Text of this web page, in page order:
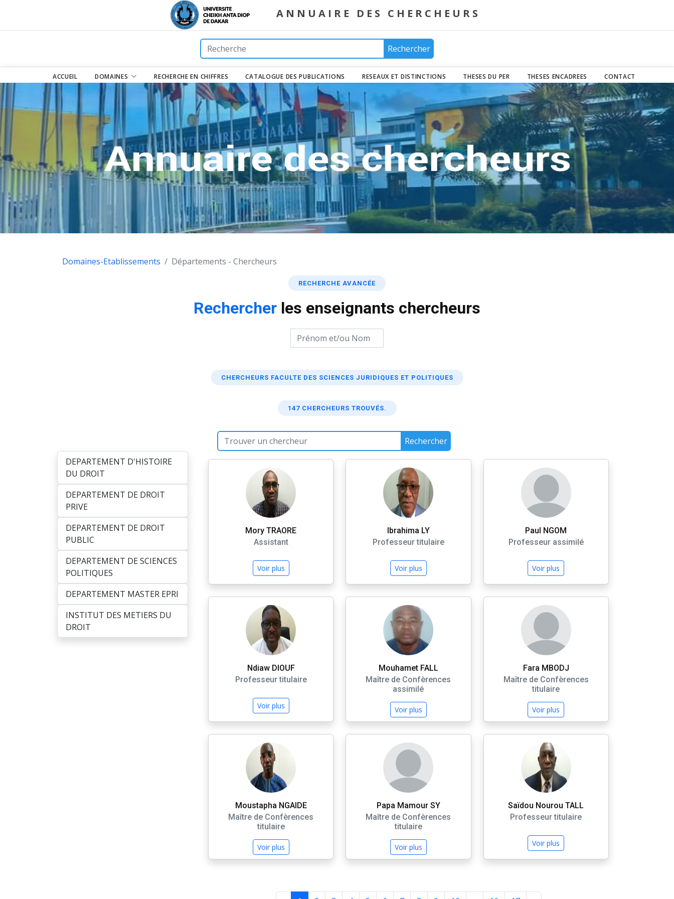
ANNUAIRE DES CHERCHEURS
Rechercher
ACCUEIL DOMAINES RECHERCHE EN CHIFFRES CATALOGUE DES PUBLICATIONS RESEAUX ET DISTINCTIONS THESES DU PER THESES ENCADREES CONTACT
Domaines-Etablissements Départements - Chercheurs
RECHERCHE AVANCÉE
Rechercher les enseignants chercheurs
CHERCHEURS FACULTE DES SCIENCES JURIDIQUES ET POLITIQUES
147 CHERCHEURS TROUVÉS.
Rechercher
DEPARTEMENT D'HISTOIRE
DU DROIT
DEPARTEMENT DE DROIT
PRIVE
DEPARTEMENT DE DROIT
PUBLIC
DEPARTEMENT DE SCIENCES
POLITIQUES
DEPARTEMENT MASTER EPRI
INSTITUT DES METIERS DU
DROIT
Mory TRAORE
Assistant
Voir plus
Ibrahima LY
Professeur titulaire
Voir plus
Paul NGOM
Professeur assimilé
Voir plus
Ndiaw DIOUF
Professeur titulaire
Voir plus
Mouhamet FALL
Maître de Confèrences
assimilé
Voir plus
Fara MBODJ
Maître de Confèrences
titulaire
Voir plus
Moustapha NGAIDE
Maître de Confèrences
titulaire
Voir plus
Papa Mamour SY
Maître de Confèrences
titulaire
Voir plus
Saïdou Nourou TALL
Professeur titulaire
Voir plus